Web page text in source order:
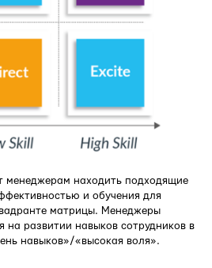
менеджерам находить подходящие
и обучения для
матрицы. Менеджеры
на развитии навыков сотрудников в
навыков»/«высокая воля».